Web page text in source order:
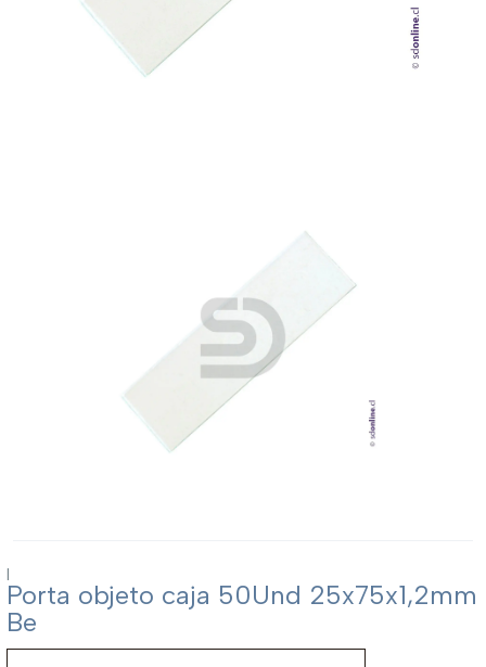
|
Porta objeto caja 50Und 25x75x1,2mm
Be